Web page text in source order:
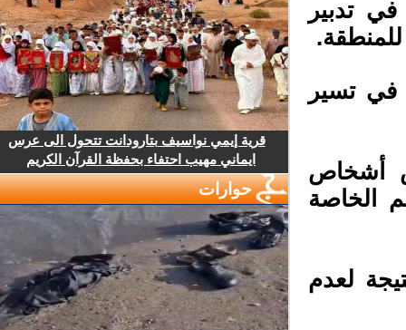
تدبير
في تسير
أشخاص
الخاصة
لعدم
قرية إيمي نواسيف بتارودانت تتحول الى عرس
ايماني مهيب احتفاء بحفظة القرآن الكريم
حوارات